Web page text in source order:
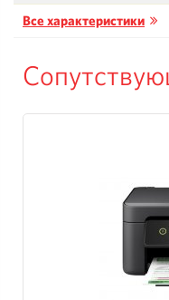
Все характеристики